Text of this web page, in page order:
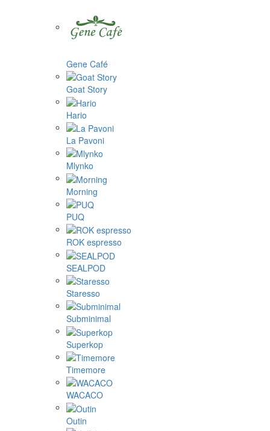
Gene Café
Goat Story
Hario
La Pavoni
Mlynko
Morning
PUQ
ROK espresso
SEALPOD
Staresso
Subminimal
Superkop
Timemore
WACACO
Outin